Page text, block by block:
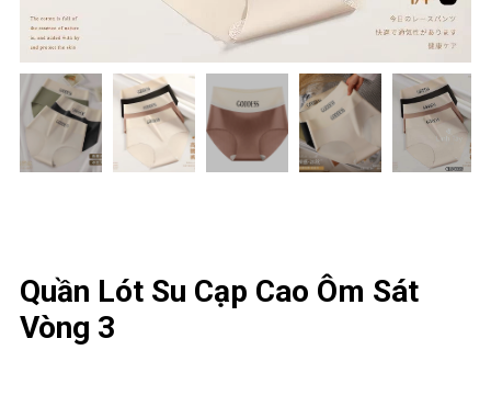
Quần Lót Su Cạp Cao Ôm Sát
Vòng 3